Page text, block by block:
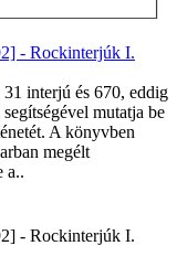
- Rockinterjúk I.
interjú és 670, eddig
mutatja be
A könyvben
megélt
a..
- Rockinterjúk I.